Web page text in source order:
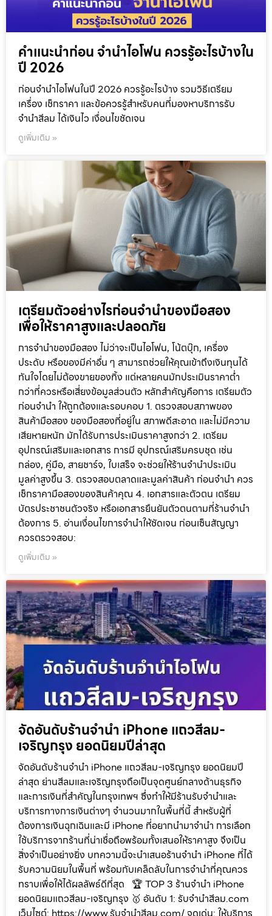
คำแนะนำก่อน จำนำไอโฟน ควรรู้อะไรบ้างใน
ปี 2026
ก่อนจำนำไอโฟนในปี 2026 ควรรู้อะไรบ้าง รวมวิธีเตรียม
เครื่อง เช็กราคา และข้อควรรู้สำหรับคนที่มองหาบริการรับ
จำนำสีลม ได้เงินไว เงื่อนไขชัดเจน
ดูเพิ่มเติม »
เตรียมตัวอย่างไรก่อนจำนำของมือสอง
เพื่อให้ราคาสูงและปลอดภัย
การจำนำของมือสอง ไม่ว่าจะเป็นไอโฟน, โน้ตบุ๊ก, เครื่อง
ประดับ หรือของมีค่าอื่น ๆ สามารถช่วยให้คุณเข้าถึงเงินทุนได้
ทันใจโดยไม่ต้องขายของทิ้ง แต่หลายคนมักประเมินราคาต่ำ
กว่าที่ควรหรือเสี่ยงข้อมูลส่วนตัว หลักสำคัญคือการ เตรียมตัว
ก่อนจำนำ ให้ถูกต้องและรอบคอบ 1. ตรวจสอบสภาพของ
สินค้ามือสอง ของมือสองที่อยู่ใน สภาพดีสะอาด และไม่มีความ
เสียหายหนัก มักได้รับการประเมินราคาสูงกว่า 2. เตรียม
อุปกรณ์เสริมและเอกสาร การมี อุปกรณ์เสริมครบชุด เช่น
กล่อง, คู่มือ, สายชาร์จ, ใบเสร็จ จะช่วยให้ร้านจำนำประเมิน
มูลค่าสูงขึ้น 3. ตรวจสอบตลาดและมูลค่าสินค้า ก่อนจำนำ ควร
เช็กราคามือสองของสินค้าคุณ 4. เอกสารและตัวตน เตรียม
บัตรประชาชนตัวจริง หรือเอกสารยืนยันตัวตนตามที่ร้านจำนำ
ต้องการ 5. อ่านเงื่อนไขการจำนำให้ชัดเจน ก่อนเซ็นสัญญา
ควรตรวจสอบ:
ดูเพิ่มเติม »
จัดอันดับร้านจำนำ iPhone แถวสีลม-
เจริญกรุง ยอดนิยมปีล่าสุด
จัดอันดับร้านจำนำ iPhone แถวสีลม-เจริญกรุง ยอดนิยมปี
ล่าสุด ย่านสีลมและเจริญกรุงถือเป็นจุดศูนย์กลางด้านธุรกิจ
และการเงินที่สำคัญในกรุงเทพฯ ซึ่งทำให้มีร้านรับจำนำและ
บริการทางการเงินต่างๆ จำนวนมากในพื้นที่นี้ สำหรับผู้ที่
ต้องการเงินฉุกเฉินและมี iPhone ที่อยากนำมาจำนำ การเลือก
ใช้บริการจากร้านที่น่าเชื่อถือพร้อมทั้งเสนอให้ราคาสูง จึงเป็น
สิ่งจำเป็นอย่างยิ่ง บทความนี้จะนำเสนอร้านจำนำ iPhone ที่ได้
รับความนิยมในพื้นที่ พร้อมกับเคล็ดลับในการจำนำที่คุณควร
ทราบเพื่อให้ได้ผลลัพธ์ดีที่สุด 🏆 TOP 3 ร้านจำนำ iPhone
ยอดนิยมแถวสีลม-เจริญกรุง 🥇 อันดับ 1: รับจำนำสีลม.com